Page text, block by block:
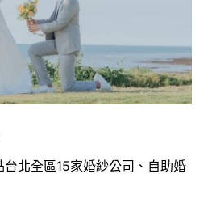
北全區15家婚紗公司、自助婚